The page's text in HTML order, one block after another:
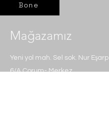
Bone
Mağazamız
Yeni yol mah. Sel sok. Nur Eşarp
6/A Çorum- Merkez​​